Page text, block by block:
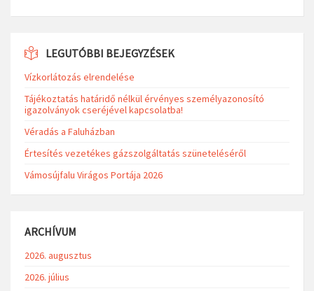
LEGUTÓBBI BEJEGYZÉSEK
Vízkorlátozás elrendelése
Tájékoztatás határidő nélkül érvényes személyazonosító
igazolványok cseréjével kapcsolatba!
Véradás a Faluházban
Értesítés vezetékes gázszolgáltatás szüneteléséről
Vámosújfalu Virágos Portája 2026
ARCHÍVUM
2026. augusztus
2026. július